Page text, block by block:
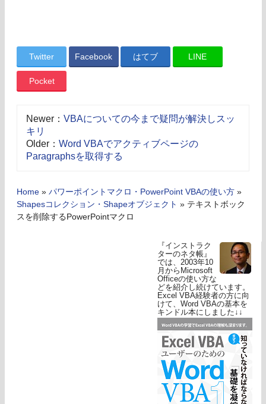
Twitter Facebook はてブ LINE
Pocket
Newer： VBAについての今まで疑問が解決しスッ
キリ
Older： Word VBAでアクティブページの
Paragraphsを取得する
Home » パワーポイントマクロ・PowerPoint VBAの使い方 »
Shapesコレクション・Shapeオブジェクト » テキストボック
スを削除するPowerPointマクロ
『インストラク
ターのネタ帳』
では、2003年10
月からMicrosoft
Officeの使い方な
どを紹介し続けています。
Excel VBA経験者の方に向
けて、Word VBAの基本を
キンドル本にしました↓↓